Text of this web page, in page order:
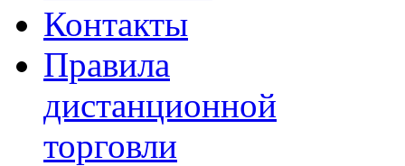
Контакты
Правила
дистанционной
торговли